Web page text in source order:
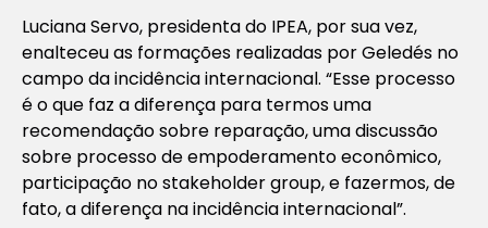
Luciana Servo, presidenta do IPEA, por sua vez,
enalteceu as formações realizadas por Geledés no
campo da incidência internacional. “Esse processo
é o que faz a diferença para termos uma
recomendação sobre reparação, uma discussão
sobre processo de empoderamento econômico,
participação no stakeholder group, e fazermos, de
fato, a diferença na incidência internacional”.